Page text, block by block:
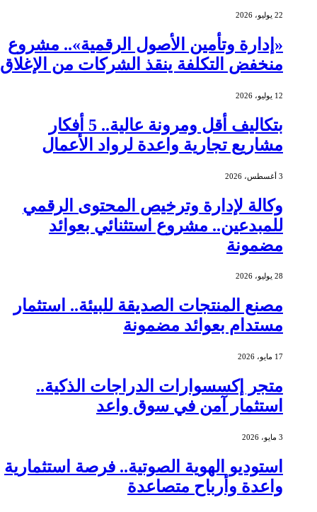
22 يوليو، 2026
«إدارة وتأمين الأصول الرقمية».. مشروع
منخفض التكلفة ينقذ الشركات من الإغلاق
12 يوليو، 2026
بتكاليف أقل ومرونة عالية.. 5 أفكار
مشاريع تجارية واعدة لرواد الأعمال
3 أغسطس، 2026
وكالة لإدارة وترخيص المحتوى الرقمي
للمبدعين.. مشروع استثنائي بعوائد
مضمونة
28 يوليو، 2026
مصنع المنتجات الصديقة للبيئة.. استثمار
مستدام بعوائد مضمونة
17 مايو، 2026
متجر إكسسوارات الدراجات الذكية..
استثمار آمن في سوق واعد
3 مايو، 2026
استوديو الهوية الصوتية.. فرصة استثمارية
واعدة وأرباح متصاعدة